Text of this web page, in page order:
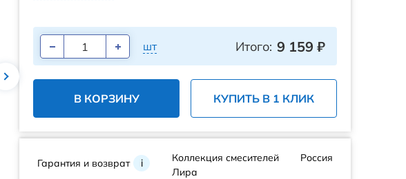
шт Итого: 9 159 ₽
В КОРЗИНУ КУПИТЬ В 1 КЛИК
Гарантия и возврат i
Коллекция смесителей
Лира
Россия